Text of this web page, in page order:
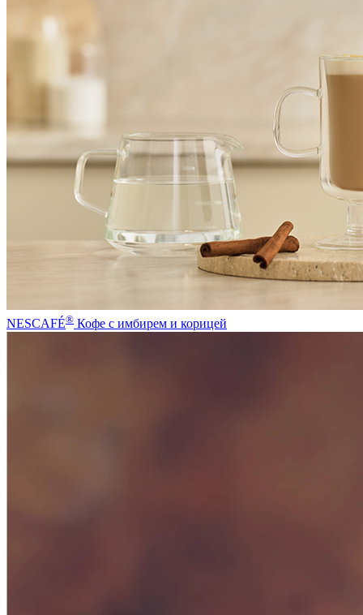
NESCAFÉ® Кофе с имбирем и корицей